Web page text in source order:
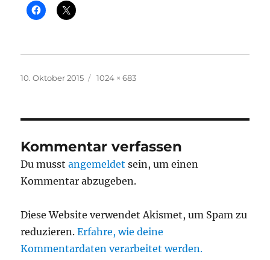
Veröffentlicht
10. Oktober 2015 Originalgröße
1024 × 683
Kommentar verfassen
Du musstangemeldet sein, um einen
Kommentar abzugeben.
Diese Website verwendet Akismet, um Spam zu
reduzieren.Erfahre, wie deine
Kommentardaten verarbeitet werden.